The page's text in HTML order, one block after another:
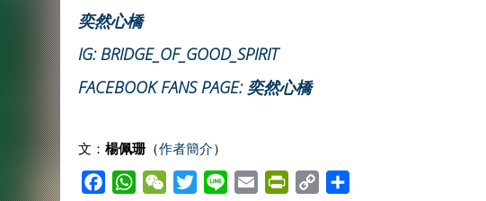
奕然心橋
IG: BRIDGE_OF_GOOD_SPIRIT
FACEBOOK FANS PAGE: 奕然心橋
文： 楊佩珊 （作者簡介）
W
W